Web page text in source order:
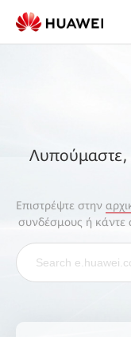
Λυπούμαστε,
Επιστρέψτε στην
συνδέσμους ή κάντε